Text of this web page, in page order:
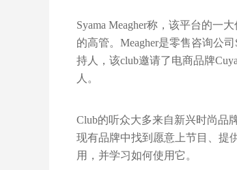
Syama Meagher称，该平台的一
的高管。Meagher是零售咨询公
持人，该club邀请了电商品牌
人。
Club的听众大多来自新兴时尚品
现有品牌中找到愿意上节目、提
用，并学习如何使用它。